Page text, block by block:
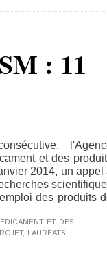
: 11
et des
2014, un appel
des produits
ET DES
, LAURÉATS,